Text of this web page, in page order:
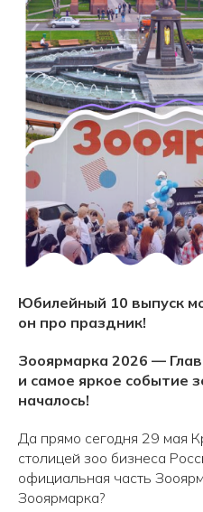
Юбилейный 10 выпуск
он про праздник!
Зооярмарка 2026 —
и самое яркое событие
началось!
Да прямо сегодня 29 мая
столицей зоо бизнеса
официальная часть
Зооярмарка?